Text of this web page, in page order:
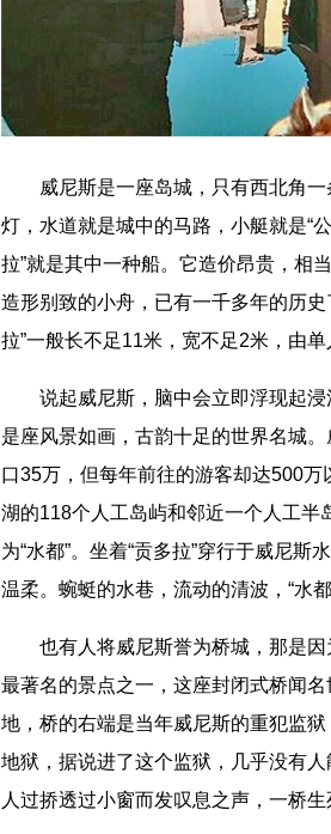
威尼斯是一座岛城，只有西北角一
灯，水道就是城中的马路，小艇就是“
拉”就是其中一种船。它造价昂贵，相
造形别致的小舟，已有一千多年的历
拉”一般长不足11米，宽不足2米，由
说起威尼斯，脑中会立即浮现起浸
是座风景如画，古韵十足的世界名城
口35万，但每年前往的游客却达500
湖的118个人工岛屿和邻近一个人工
为“水都”。坐着“贡多拉”穿行于威尼
温柔。蜿蜓的水巷，流动的清波，“水都
也有人将威尼斯誉为桥城，那是因
最著名的景点之一，这座封闭式桥闻
地，桥的右端是当年威尼斯的重犯监
地狱，据说进了这个监狱，几乎没有
人过挢透过小窗而发叹息之声，一桥生